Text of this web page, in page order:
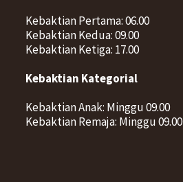
Kebaktian Pertama: 06.00
Kebaktian Kedua: 09.00
Kebaktian Ketiga: 17.00
Kebaktian Kategorial
Kebaktian Anak: Minggu 09.00
Kebaktian Remaja: Minggu 09.00